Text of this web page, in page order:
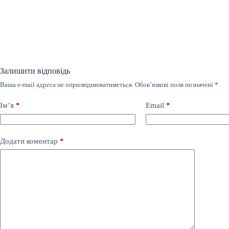
Залишити відповідь
Ваша e-mail адреса не оприлюднюватиметься. Обов’язкові поля позначені *
Ім’я * Email *
Додати коментар *